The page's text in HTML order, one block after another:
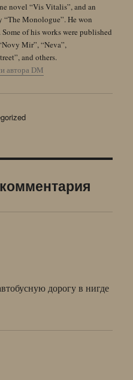
novel “Vis Vitalis”, and an
Monologue”. He won
of his works were published
Mir”, “Neva”,
and others.
автора DM
дорогу в нигде